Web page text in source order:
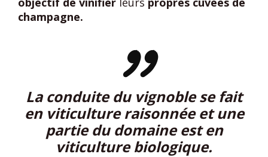
champagne.
La conduite du vignoble se fait
en viticulture raisonnée et une
partie du domaine est en
viticulture biologique.